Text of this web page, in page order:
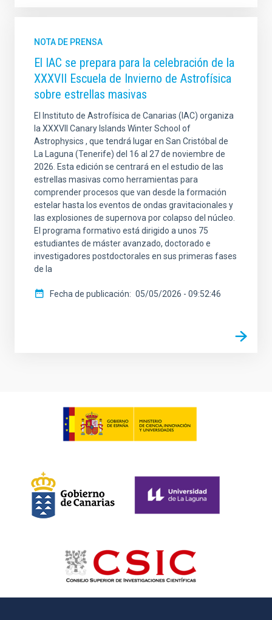
NOTA DE PRENSA
El IAC se prepara para la celebración de la
XXXVII Escuela de Invierno de Astrofísica
sobre estrellas masivas
El Instituto de Astrofísica de Canarias (IAC) organiza
la XXXVII Canary Islands Winter School of
Astrophysics , que tendrá lugar en San Cristóbal de
La Laguna (Tenerife) del 16 al 27 de noviembre de
2026. Esta edición se centrará en el estudio de las
estrellas masivas como herramientas para
comprender procesos que van desde la formación
estelar hasta los eventos de ondas gravitacionales y
las explosiones de supernova por colapso del núcleo.
El programa formativo está dirigido a unos 75
estudiantes de máster avanzado, doctorado e
investigadores postdoctorales en sus primeras fases
de la
Fecha de publicación 05/05/2026 - 09:52:46